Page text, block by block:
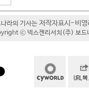
라의 기사는저작자표시-비
ⓒ 넥스젠리서치(주) 보드